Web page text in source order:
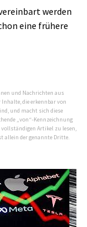
werden
eine frühere
und Nachrichten aus
Inhalte, die erkennbar von
und macht sich diese
„von“-Kennzeichnung
Artikel zu lesen,
allein der genannte Dritte.